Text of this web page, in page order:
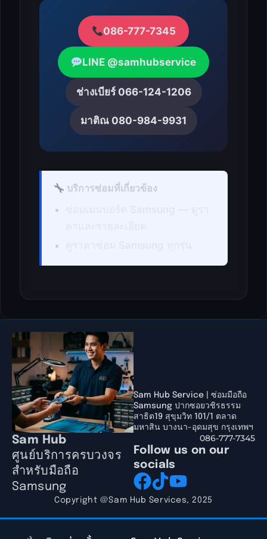
086-777-7345
LINE @samhubservice
ช่างเบียร์ 066-124-1206
มาติณ 080-984-9931
บริการซ่อมที่เกี่ยวข้อง
Sam Hub
ศูนย์บริการครบวงจร
สำหรับมือถือ
Samsung
Follow us on our
socials
Sam Hub Service | ซ่อมมือถือ
Samsung ปากซอยวชิรธรรม
สาธิต19 สุขุมวิท 101/1 ตลาด
มหาสิน บางนา-อุดมสุข กรุงเทพฯ
086-777-7345
Copyright @Sam Hub Services, 2025